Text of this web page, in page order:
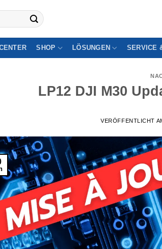
SHOP LÖSUNGEN SERVICE
LP12 DJI M30
VERÖFFENTLICHT